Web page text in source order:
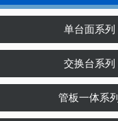
单台面系列
交换台系列
管板一体系列